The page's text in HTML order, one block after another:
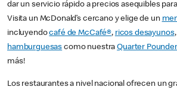
dar un servicio rápido a precios asequibles
Visita un McDonald’s cercano y elige de un
incluyendocafé de McCafé®, ricos desayunos
hamburguesas como nuestraQuarter
más!
Los restaurantes a nivel nacional ofrecen un